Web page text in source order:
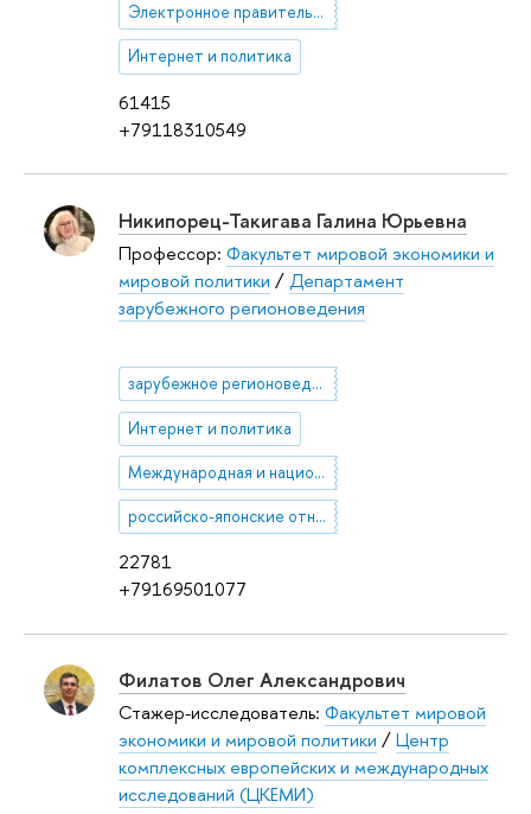
61415
+79118310549
Электронное правительство и электронная демократия
Интернет и политика
22781
+79169501077
Никипорец-Такигава Галина Юрьевна
Профессор: Факультет мировой экономики и
мировой политики /Департамент
зарубежного регионоведения
зарубежное регионоведение
Интернет и политика
Международная и национальная безопасность
российско-японские отношения
Филатов Олег Александрович
Стажер-исследователь: Факультет мировой
экономики и мировой политики /Центр
комплексных европейских и международных
исследований (ЦКЕМИ)